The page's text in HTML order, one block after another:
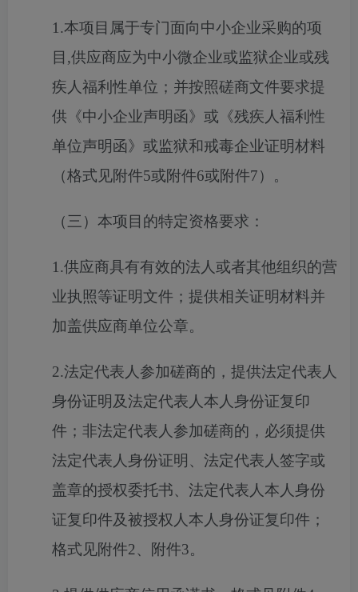
1.本项目属于专门面向中小企业采购的项
目,供应商应为中小微企业或监狱企业或残
疾人福利性单位；并按照磋商文件要求提
供《中小企业声明函》或《残疾人福利性
单位声明函》或监狱和戒毒企业证明材料
（格式见附件5或附件6或附件7）。
（三）本项目的特定资格要求：
1.供应商具有有效的法人或者其他组织的营
业执照等证明文件；提供相关证明材料并
加盖供应商单位公章。
2.法定代表人参加磋商的，提供法定代表人
身份证明及法定代表人本人身份证复印
件；非法定代表人参加磋商的，必须提供
法定代表人身份证明、法定代表人签字或
盖章的授权委托书、法定代表人本人身份
证复印件及被授权人本人身份证复印件；
格式见附件2、附件3。